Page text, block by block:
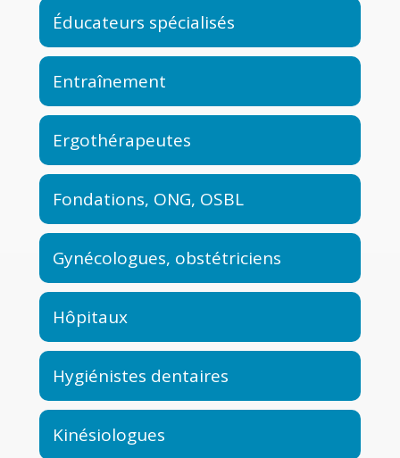
Éducateurs spécialisés
Entraînement
Ergothérapeutes
Fondations, ONG, OSBL
Gynécologues, obstétriciens
Hôpitaux
Hygiénistes dentaires
Kinésiologues